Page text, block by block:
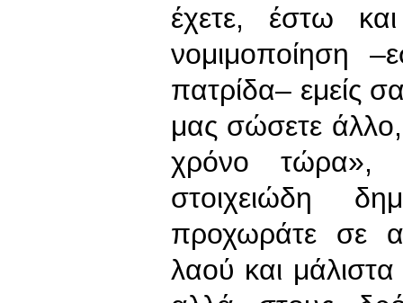
έχετε, έστω
νομιμοποίηση
πατρίδα– εμείς
μας σώσετε
χρόνο τώρα»,
στοιχειώδη
προχωράτε σε
λαού και